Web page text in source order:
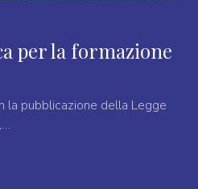
per la formazione
la pubblicazione della Legge